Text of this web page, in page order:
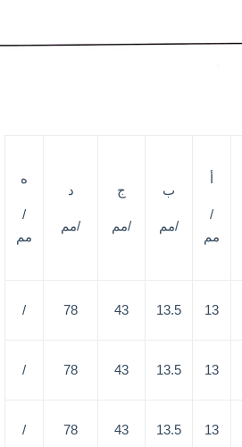
أ
/
مم
ب
/مم
ج
/مم
د
/مم
ه
/
مم
13
13.5
43
78
/
13
13.5
43
78
/
13
13.5
43
78
/